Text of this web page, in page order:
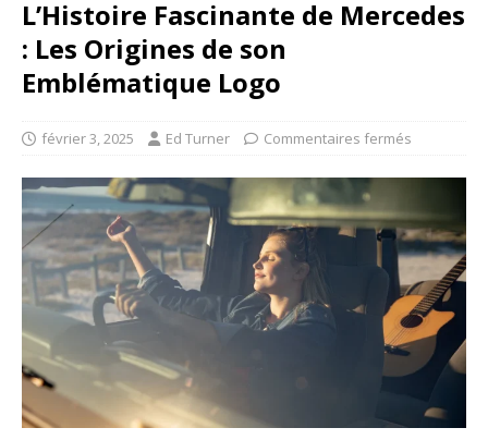
L’Histoire Fascinante de Mercedes
: Les Origines de son
Emblématique Logo
février 3, 2025 Ed Turner Commentaires fermés